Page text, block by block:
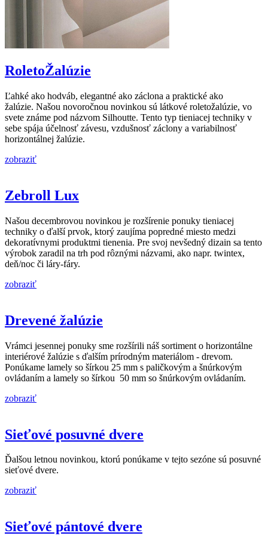
RoletoŽalúzie
Ľahké ako hodváb, elegantné ako záclona a praktické ako
žalúzie. Našou novoročnou novinkou sú látkové roletožalúzie, vo
svete známe pod názvom Silhoutte. Tento typ tieniacej techniky v
sebe spája účelnosť závesu, vzdušnosť záclony a variabilnosť
horizontálnej žalúzie.
zobraziť
Zebroll Lux
Našou decembrovou novinkou je rozšírenie ponuky tieniacej
techniky o ďalší prvok, ktorý zaujíma popredné miesto medzi
dekoratívnymi produktmi tienenia. Pre svoj nevšedný dizain sa tento
výrobok zaradil na trh pod rôznými názvami, ako napr. twintex,
deň/noc či láry-fáry.
zobraziť
Drevené žalúzie
Vrámci jesennej ponuky sme rozšírili náš sortiment o horizontálne
interiérové žalúzie s ďalším prírodným materiálom - drevom.
Ponúkame lamely so šírkou 25 mm s paličkovým a šnúrkovým
ovládaním a lamely so šírkou 50 mm so šnúrkovým ovládaním.
zobraziť
Sieťové posuvné dvere
Ďalšou letnou novinkou, ktorú ponúkame v tejto sezóne sú posuvné
sieťové dvere.
zobraziť
Sieťové pántové dvere